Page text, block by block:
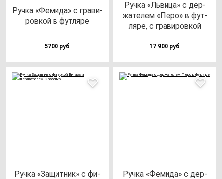
Руч­ка «Феми­да» с гра­ви­
ров­кой в фут­ля­ре
5700 руб
Руч­ка «Ль­ви­ца» с дер­
жа­те­лем «Перо» в фут­
ля­ре, с гра­ви­ров­кой
17 900 руб
Руч­ка «Защит­ник» с фи­
Руч­ка «Феми­да» с дер­